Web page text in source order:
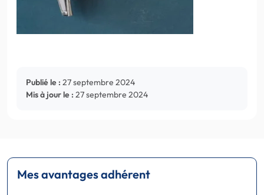
Publié le : 27 septembre 2024
Mis à jour le : 27 septembre 2024
Mes avantages adhérent